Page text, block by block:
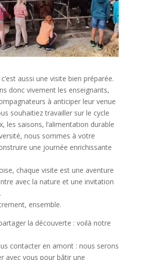
aussi une visite bien préparée.
donc vivement les enseignants,
à anticiper leur venue
souhaitiez travailler sur le cycle
les saisons, l’alimentation durable
nous sommes à votre
une journée enrichissante
chaque visite est une aventure
avec la nature et une invitation
ensemble.
la découverte : voilà notre
contacter en amont : nous serons
avec vous pour bâtir une